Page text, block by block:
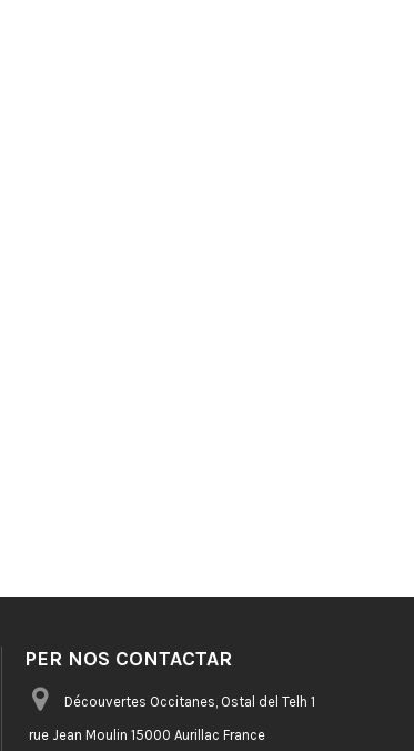
PER NOS CONTACTAR
Découvertes Occitanes, Ostal del Telh 1
rue Jean Moulin 15000 Aurillac France